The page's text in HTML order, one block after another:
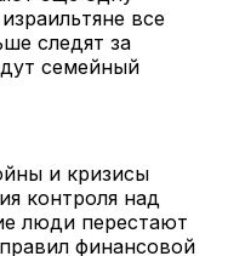
все
следят за
семейный
и кризисы
контроля над
люди перестают
финансовой